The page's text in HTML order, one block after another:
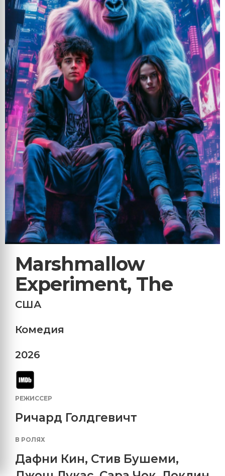
Marshmallow
Experiment, The
США
Комедия
2026
РЕЖИССЕР
Ричард Голдгевичт
В РОЛЯХ
Дафни Кин, Стив Бушеми,